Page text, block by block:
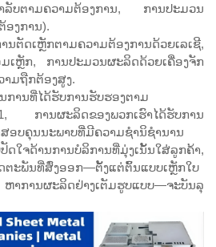
ລັບຕາມຄວາມຕ້ອງການ, ການປະມວນ
ອງການ).
ຕັດເຫຼັກຕາມຄວາມຕ້ອງການດ້ວຍເລເຊີ,
ເຫຼັກ, ການປະມວນຜະລິດດ້ວຍເຄື່ອງຈັກ
າມຖືກຕ້ອງສູງ.
ການທີ່ໄດ້ຮັບການຮັບຮອງຕາມ
ການຜະລິດຂອງພວກເຮົາໄດ້ຮັບການ
ບຄຸນນະພາບທີ່ມີຄວາມຊຳນິຊຳນານ
ໃຈດ້ານການບໍລິການທີ່ມຸ່ງເນັ້ນໃສ່ລູກຄ້າ,
ຕະພັນທີ່ສົ່ງອອກ—ຕັ້ງແຕ່ຕົ້ນແບບເຫຼັກໃບ
ຫາການຜະລິດຢ່າງເຕັມຮູບແບບ—ຈະບັນລຸ